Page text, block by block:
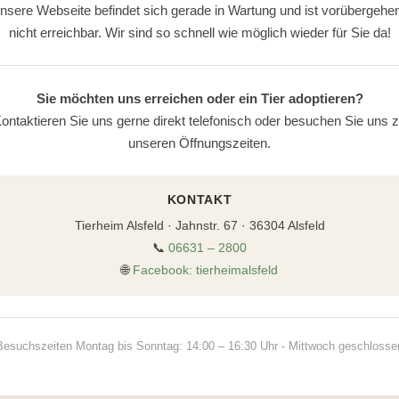
Webseite befindet sich gerade in Wartung und ist
nicht erreichbar. Wir sind so schnell wie möglich wieder für Sie da!
Sie möchten uns erreichen oder ein Tier adoptieren?
Sie uns gerne direkt telefonisch oder besuchen Sie uns
unseren Öffnungszeiten.
KONTAKT
Tierheim Alsfeld · Jahnstr. 67 · 36304 Alsfeld
📞 06631 – 2800
🌐 Facebook: tierheimalsfeld
Montag bis Sonntag: 14:00 – 16:30 Uhr - Mittwoch